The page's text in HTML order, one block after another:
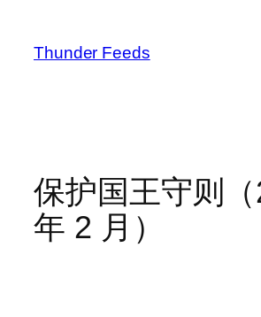
Thunder Feeds
保护国王守则
年 2 月）